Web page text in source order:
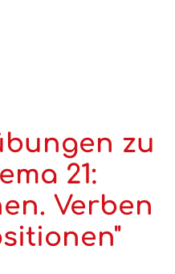
zu
21:
Verben